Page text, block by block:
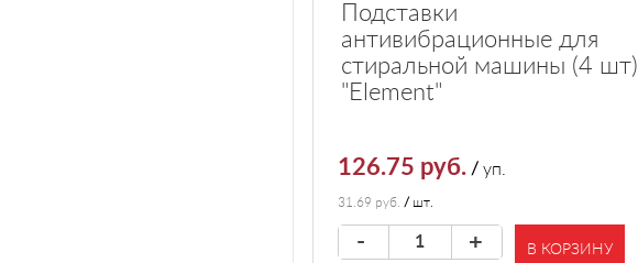
Подставки
антивибрационные для
стиральной машины (4 шт)
"Element"
126.75 руб./ уп.
31.69 руб. / шт.
- + В КОРЗИНУ